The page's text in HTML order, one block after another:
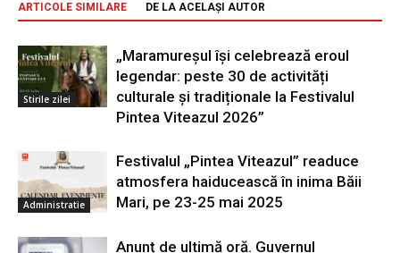
ARTICOLE SIMILARE DE LA ACELAȘI AUTOR
Stirile zilei
„Maramureșul își celebrează eroul
legendar: peste 30 de activități
culturale și tradiționale la Festivalul
Pintea Viteazul 2026”
Administratie
Festivalul „Pintea Viteazul” readuce
atmosfera haiducească în inima Băii
Mari, pe 23-25 mai 2025
Anunț de ultimă oră. Guvernul